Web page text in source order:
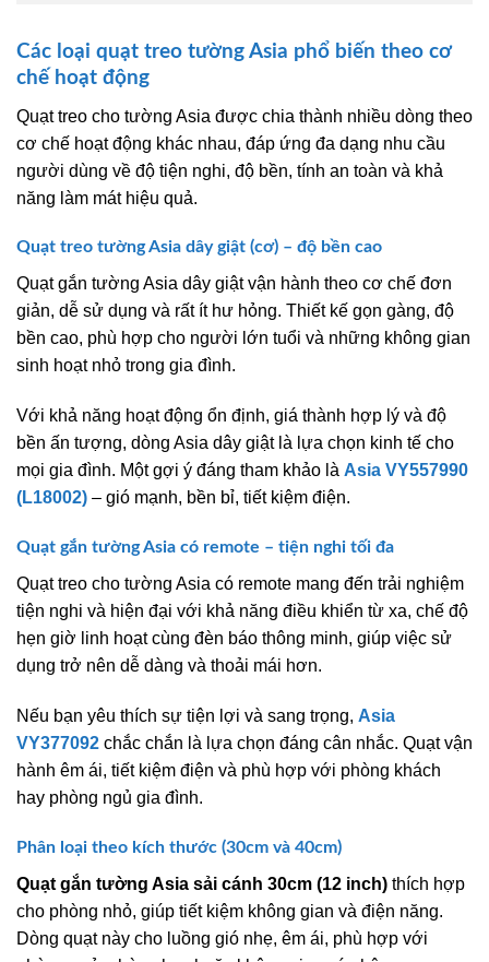
Các loại quạt treo tường Asia phổ biến theo cơ
chế hoạt động
Quạt treo cho tường Asia được chia thành nhiều dòng theo
cơ chế hoạt động khác nhau, đáp ứng đa dạng nhu cầu
người dùng về độ tiện nghi, độ bền, tính an toàn và khả
năng làm mát hiệu quả.
Quạt treo tường Asia dây giật (cơ) – độ bền cao
Quạt gắn tường Asia dây giật vận hành theo cơ chế đơn
giản, dễ sử dụng và rất ít hư hỏng. Thiết kế gọn gàng, độ
bền cao, phù hợp cho người lớn tuổi và những không gian
sinh hoạt nhỏ trong gia đình.
Với khả năng hoạt động ổn định, giá thành hợp lý và độ
bền ấn tượng, dòng Asia dây giật là lựa chọn kinh tế cho
mọi gia đình. Một gợi ý đáng tham khảo là Asia VY557990
(L18002) – gió mạnh, bền bỉ, tiết kiệm điện.
Quạt gắn tường Asia có remote – tiện nghi tối đa
Quạt treo cho tường Asia có remote mang đến trải nghiệm
tiện nghi và hiện đại với khả năng điều khiển từ xa, chế độ
hẹn giờ linh hoạt cùng đèn báo thông minh, giúp việc sử
dụng trở nên dễ dàng và thoải mái hơn.
Nếu bạn yêu thích sự tiện lợi và sang trọng, Asia
VY377092 chắc chắn là lựa chọn đáng cân nhắc. Quạt vận
hành êm ái, tiết kiệm điện và phù hợp với phòng khách
hay phòng ngủ gia đình.
Phân loại theo kích thước (30cm và 40cm)
Quạt gắn tường Asia sải cánh 30cm (12 inch) thích hợp
cho phòng nhỏ, giúp tiết kiệm không gian và điện năng.
Dòng quạt này cho luồng gió nhẹ, êm ái, phù hợp với